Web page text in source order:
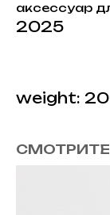
аксессуар
2025
weight: